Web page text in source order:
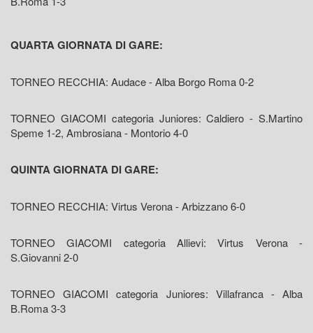
QUARTA GIORNATA DI GARE:
TORNEO RECCHIA: Audace - Alba Borgo Roma 0-2
TORNEO GIACOMI categoria Juniores: Caldiero - S.Martino
Speme 1-2, Ambrosiana - Montorio 4-0
QUINTA GIORNATA DI GARE:
TORNEO RECCHIA: Virtus Verona - Arbizzano 6-0
TORNEO GIACOMI categoria Allievi: Virtus Verona -
S.Giovanni 2-0
TORNEO GIACOMI categoria Juniores: Villafranca - Alba
B.Roma 3-3